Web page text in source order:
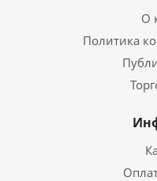
О
Политика